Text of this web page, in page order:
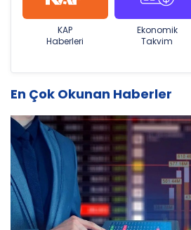
KAP
Haberleri
Ekonomik
Takvim
En Çok Okunan Haberler